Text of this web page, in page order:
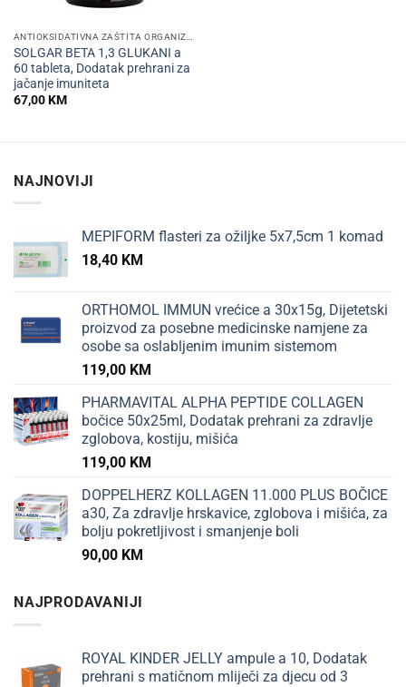
SOLGAR BETA 1,3 GLUKANI a
60 tableta, Dodatak prehrani za
jačanje imuniteta
67,00KM
NAJNOVIJI
MEPIFORM flasteri za ožiljke 5x7,5cm 1 komad
18,40 KM
ORTHOMOL IMMUN vrećice a 30x15g, Dijetetski
proizvod za posebne medicinske namjene za
osobe sa oslabljenim imunim sistemom
119,00 KM
PHARMAVITAL ALPHA PEPTIDE COLLAGEN
bočice 50x25ml, Dodatak prehrani za zdravlje
zglobova, kostiju, mišića
119,00 KM
DOPPELHERZ KOLLAGEN 11.000 PLUS BOČICE
a30, Za zdravlje hrskavice, zglobova i mišića, za
bolju pokretljivost i smanjenje boli
90,00 KM
NAJPRODAVANIJI
ROYAL KINDER JELLY ampule a 10, Dodatak
prehrani s matičnom mliječi za djecu od 3